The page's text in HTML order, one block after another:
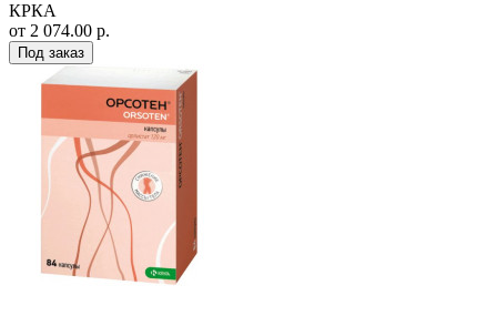
КРКА
от 2 074.00 р.
Под заказ